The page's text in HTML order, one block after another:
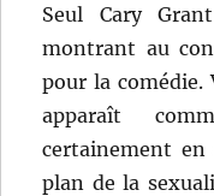
Seul Cary
montrant au
pour la comédie.
apparaît
certainement en
plan de la